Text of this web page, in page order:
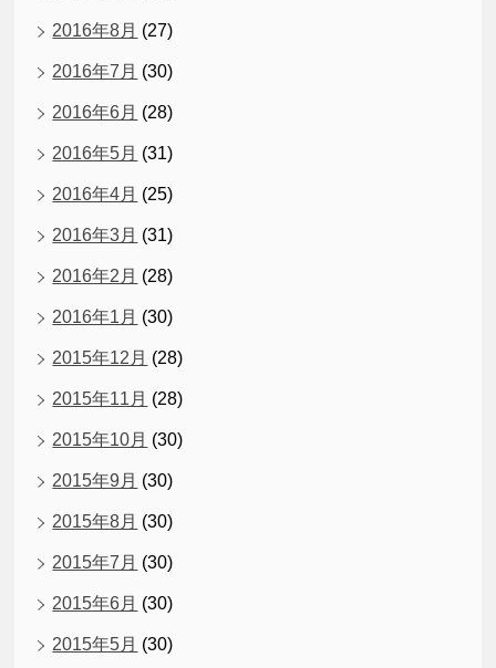
2016年8月 (27)
2016年7月 (30)
2016年6月 (28)
2016年5月 (31)
2016年4月 (25)
2016年3月 (31)
2016年2月 (28)
2016年1月 (30)
2015年12月 (28)
2015年11月 (28)
2015年10月 (30)
2015年9月 (30)
2015年8月 (30)
2015年7月 (30)
2015年6月 (30)
2015年5月 (30)